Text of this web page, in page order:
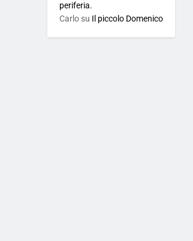
periferia.
Carlosu Il piccolo Domenico